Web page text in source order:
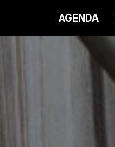
AGENDA